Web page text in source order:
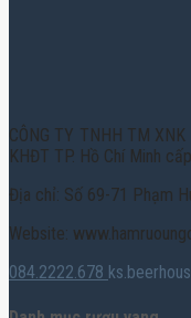
CÔNG TY TNHH TM
KHĐT TP. Hồ Chí Minh
Địa chỉ: Số 69-71 Phạm
Website:
084.2222.678